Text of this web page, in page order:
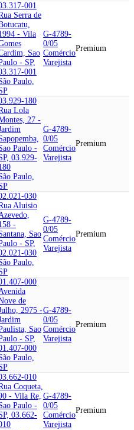
001
Serra de
- Vila
Sao
- SP,
001
Paulo,
G-4789-
0/05
Comércio
Varejista
Premium
180
Lola
27 -
Paulo -
03.929-
Paulo,
G-4789-
0/05
Comércio
Varejista
Premium
030
Aluisio
-
Sao
- SP,
030
Paulo,
G-4789-
0/05
Comércio
Varejista
Premium
000
de
2975 -
Sao
- SP,
000
Paulo,
G-4789-
0/05
Comércio
Varejista
Premium
010
Coqueta,
- Vila Re,
Paulo -
03.662-
G-4789-
0/05
Comércio
Varejista
Premium